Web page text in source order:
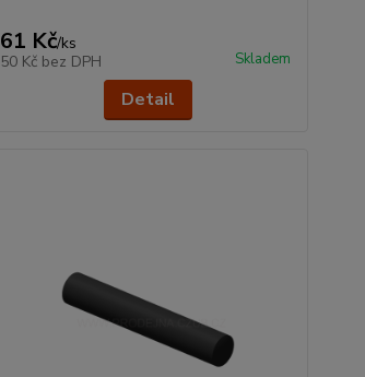
61 Kč/ks
50 Kč bez DPH Skladem
Detail